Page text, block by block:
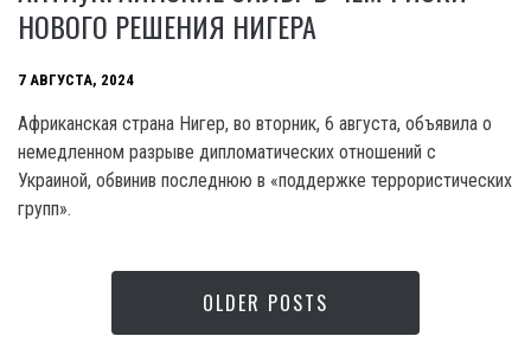
НОВОГО РЕШЕНИЯ НИГЕРА
7 АВГУСТА, 2024
Африканская страна Нигер, во вторник, 6 августа, объявила о
немедленном разрыве дипломатических отношений с
Украиной, обвинив последнюю в «поддержке террористических
групп».
OLDER POSTS